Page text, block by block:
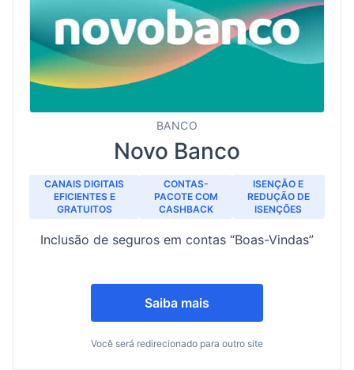
BANCO
Novo Banco
CANAIS DIGITAIS
EFICIENTES E
GRATUITOS
CONTAS-
PACOTE COM
CASHBACK
ISENÇÃO E
REDUÇÃO DE
ISENÇÕES
Inclusão de seguros em contas “Boas-Vindas”
Saiba mais
Você será redirecionado para outro site